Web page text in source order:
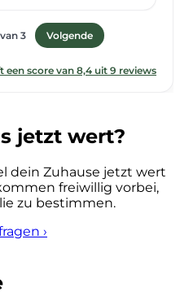
jetzt wert?
dein Zuhause jetzt wert
freiwillig vorbei,
zu bestimmen.
›